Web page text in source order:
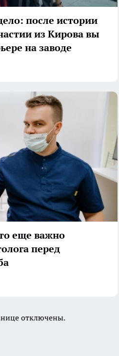
после истории
из Кирова вы
на заводе
еще важно
перед
отключены.